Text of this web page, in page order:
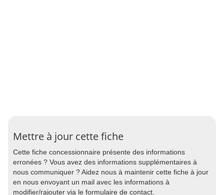
Mettre à jour cette fiche
Cette fiche concessionnaire présente des informations
erronées ? Vous avez des informations supplémentaires à
nous communiquer ? Aidez nous à maintenir cette fiche à jour
en nous envoyant un mail avec les informations à
modifier/rajouter via le formulaire de contact.